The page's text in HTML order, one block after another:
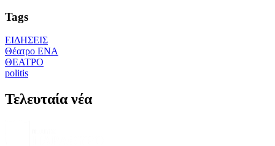
Tags
ΕΙΔΗΣΕΙΣ
Θέατρο ΕΝΑ
ΘΕΑΤΡΟ
politis
Τελευταία νέα